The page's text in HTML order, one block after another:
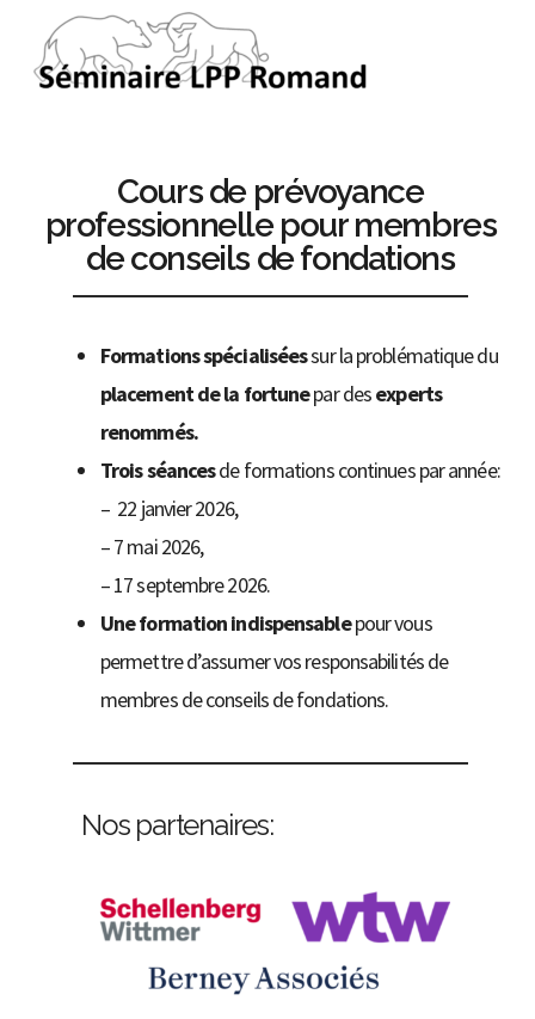
Cours de prévoyance
professionnelle pour membres
de conseils de fondations
Formations spécialiséessur la problématique du
placement de la fortunepar desexperts
renommés.
Trois séancesde formations continues par année:
– 22 janvier 2026,
– 7 mai 2026,
– 17 septembre 2026.
Une formation indispensablepour vous
permettre d’assumer vos responsabilités de
membres de conseils de fondations.
Nos partenaires: